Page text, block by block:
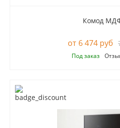
Комод
6 474 руб
Под заказ